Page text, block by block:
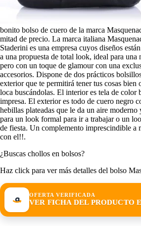
bonito bolso de cuero de la marca
mitad de precio. La marca italiana
Staderini es una empresa cuyos diseños
a una propuesta de total look, ideal para una
pero con un toque de glamour con una
accesorios. Dispone de dos prácticos
exterior que te permitirá tener tus cosas bien
loca buscándolas. El interior es tela de color
impresa. El exterior es todo de cuero negro
hebillas plateadas que le da un aire moderno
para un look formal para ir a trabajar o un
de fiesta. Un complemento imprescindible a
con el!!.
¿Buscas chollos en bolsos?
Haz click para ver más detalles del bolso
OFERTA VERIFICADA
VER FICHA DEL PRODUCTO